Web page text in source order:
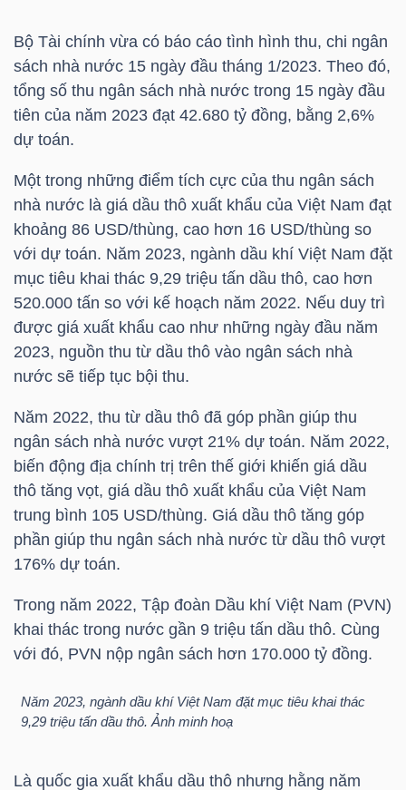
Bộ Tài chính vừa có báo cáo tình hình thu, chi ngân
sách nhà nước 15 ngày đầu tháng 1/2023. Theo đó,
tổng số thu ngân sách nhà nước trong 15 ngày đầu
tiên của năm 2023 đạt 42.680 tỷ đồng, bằng 2,6%
dự toán.
Một trong những điểm tích cực của thu ngân sách
nhà nước là giá dầu thô xuất khẩu của Việt Nam đạt
khoảng 86 USD/thùng, cao hơn 16 USD/thùng so
với dự toán. Năm 2023, ngành dầu khí Việt Nam đặt
mục tiêu khai thác 9,29 triệu tấn dầu thô, cao hơn
520.000 tấn so với kế hoạch năm 2022. Nếu duy trì
được giá xuất khẩu cao như những ngày đầu năm
2023, nguồn thu từ dầu thô vào ngân sách nhà
nước sẽ tiếp tục bội thu.
Năm 2022, thu từ dầu thô đã góp phần giúp thu
ngân sách nhà nước vượt 21% dự toán. Năm 2022,
biến động địa chính trị trên thế giới khiến giá dầu
thô tăng vọt, giá dầu thô xuất khẩu của Việt Nam
trung bình 105 USD/thùng. Giá dầu thô tăng góp
phần giúp thu ngân sách nhà nước từ dầu thô vượt
176% dự toán.
Trong năm 2022, Tập đoàn Dầu khí Việt Nam (PVN)
khai thác trong nước gần 9 triệu tấn dầu thô. Cùng
với đó, PVN nộp ngân sách hơn 170.000 tỷ đồng.
Năm 2023, ngành dầu khí Việt Nam đặt mục tiêu khai thác
9,29 triệu tấn dầu thô. Ảnh minh hoạ
Là quốc gia xuất khẩu dầu thô nhưng hằng năm
TÀI
HÀNG
HÓA
KINH
TẾ
THẾ
GIỚI
DƯƠNG